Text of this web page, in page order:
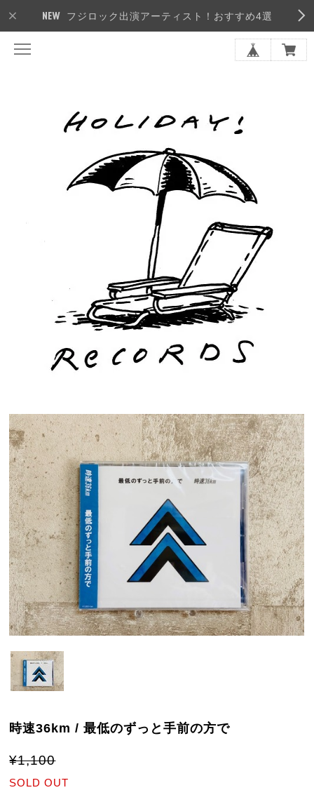
フジロック出演アーティスト！おすすめ4選
時速36km / 最低のずっと手前の方で
¥1,100
SOLD OUT